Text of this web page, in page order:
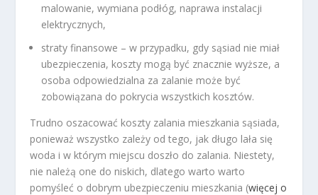
malowanie, wymiana podłóg, naprawa instalacji
elektrycznych,
straty finansowe – w przypadku, gdy sąsiad nie miał
ubezpieczenia, koszty mogą być znacznie wyższe, a
osoba odpowiedzialna za zalanie może być
zobowiązana do pokrycia wszystkich kosztów.
Trudno oszacować koszty zalania mieszkania sąsiada,
ponieważ wszystko zależy od tego, jak długo lała się
woda i w którym miejscu doszło do zalania. Niestety,
nie należą one do niskich, dlatego warto warto
pomyśleć o dobrym ubezpieczeniu mieszkania (więcej o